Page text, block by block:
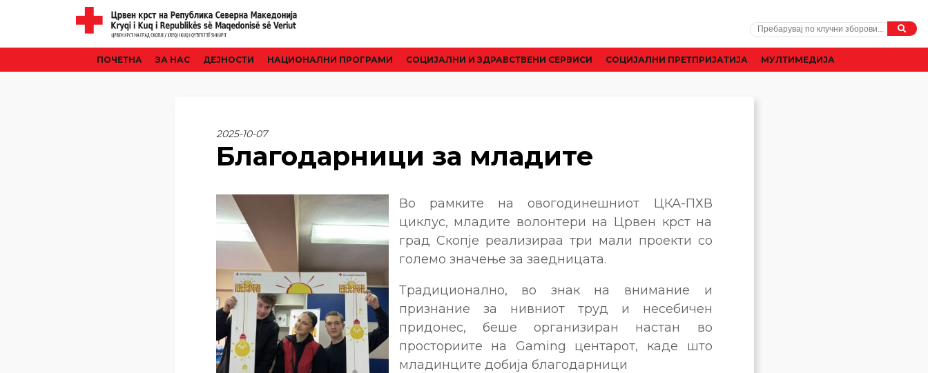
ПОЧЕТНА ЗА НАС ДЕЈНОСТИ НАЦИОНАЛНИ ПРОГРАМИ CОЦИЈАЛНИ И ЗДРАВСТВЕНИ СЕРВИСИ СОЦИЈАЛНИ ПРЕТПРИЈАТИЈА МУЛТИМЕДИЈА
2025-10-07
Благодарници за младите
Во рамките на овогодинешниот ЦКА-ПХВ
циклус, младите волонтери на Црвен крст на
град Скопје реализираа три мали проекти со
големо значење за заедницата.
Традиционално, во знак на внимание и
признание за нивниот труд и несебичен
придонес, беше организиран настан во
просториите на Gaming центарот, каде што
младинците добија благодарници